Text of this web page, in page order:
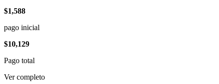
$1,588
pago inicial
$10,129
Pago total
Ver completo